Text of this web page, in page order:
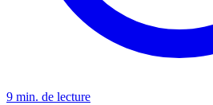
9 min. de lecture